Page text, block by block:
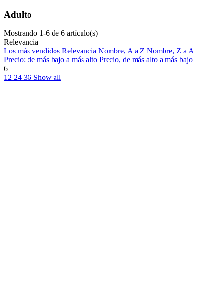
Adulto
Mostrando 1-6 de 6 artículo(s)
Relevancia
Los más vendidos Relevancia Nombre, A a Z Nombre, Z a A
Precio: de más bajo a más alto Precio, de más alto a más bajo
6
12 24 36 Show all